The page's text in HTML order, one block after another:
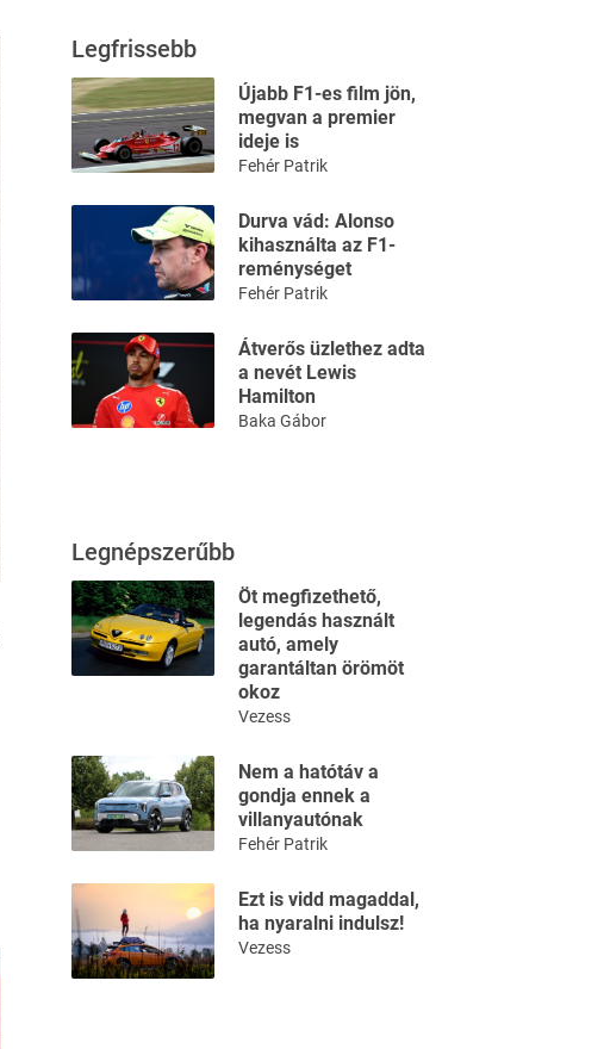
Legfrissebb
Újabb F1-es film jön,
megvan a premier
ideje is
Fehér Patrik
Durva vád: Alonso
kihasználta az F1-
reménységet
Fehér Patrik
Átverős üzlethez adta
a nevét Lewis
Hamilton
Baka Gábor
Legnépszerűbb
Öt megfizethető,
legendás használt
autó, amely
garantáltan örömöt
okoz
Vezess
Nem a hatótáv a
gondja ennek a
villanyautónak
Fehér Patrik
Ezt is vidd magaddal,
ha nyaralni indulsz!
Vezess